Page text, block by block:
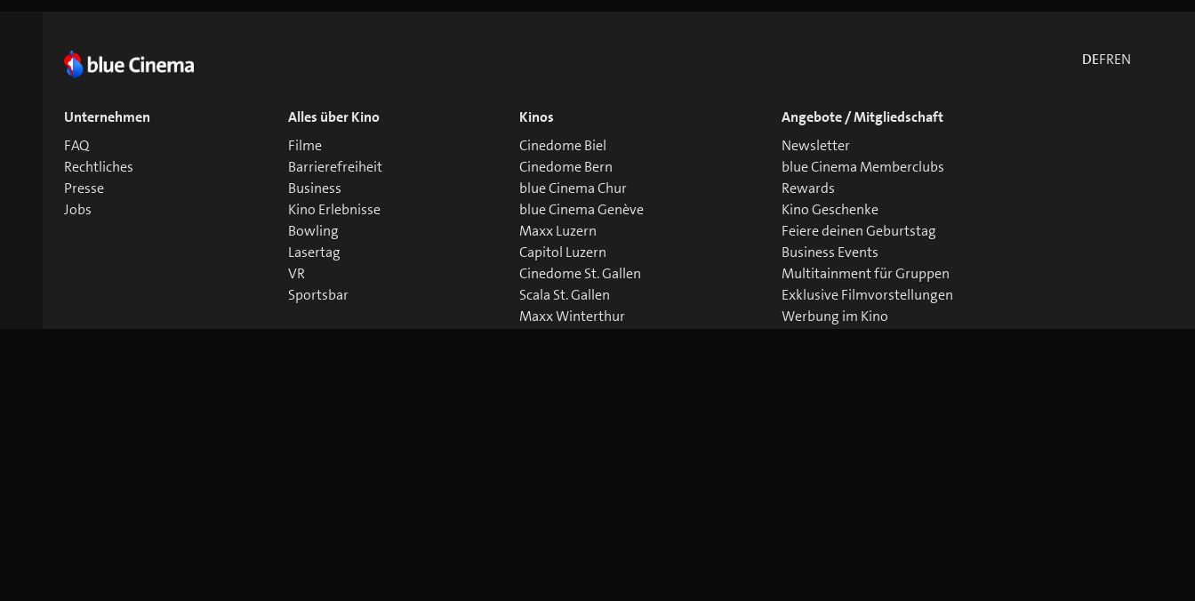
DEFREN
Unternehmen
FAQ
Rechtliches
Presse
Jobs
Alles über Kino
Filme
Barrierefreiheit
Business
Kino Erlebnisse
Bowling
Lasertag
VR
Sportsbar
Kinos
Cinedome Biel
Cinedome Bern
blue Cinema Chur
blue Cinema Genève
Maxx Luzern
Capitol Luzern
Cinedome St. Gallen
Scala St. Gallen
Maxx Winterthur
Angebote / Mitgliedschaft
Newsletter
blue Cinema Memberclubs
Rewards
Kino Geschenke
Feiere deinen Geburtstag
Business Events
Multitainment für Gruppen
Exklusive Filmvorstellungen
Werbung im Kino